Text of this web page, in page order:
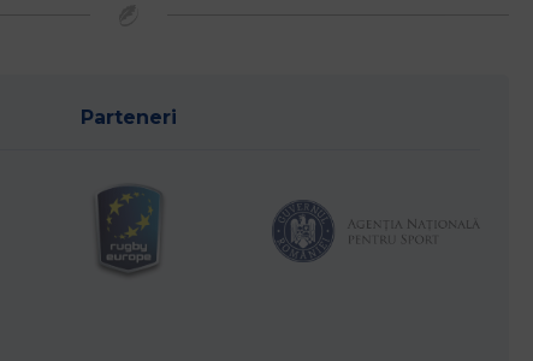
Parteneri